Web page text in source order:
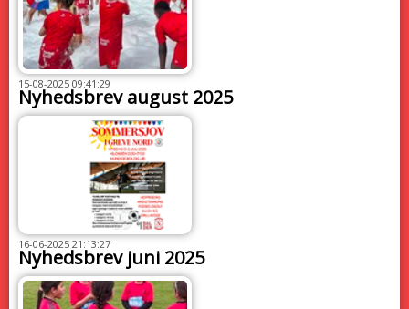
15-08-2025 09:41:29
Nyhedsbrev august 2025
16-06-2025 21:13:27
Nyhedsbrev juni 2025